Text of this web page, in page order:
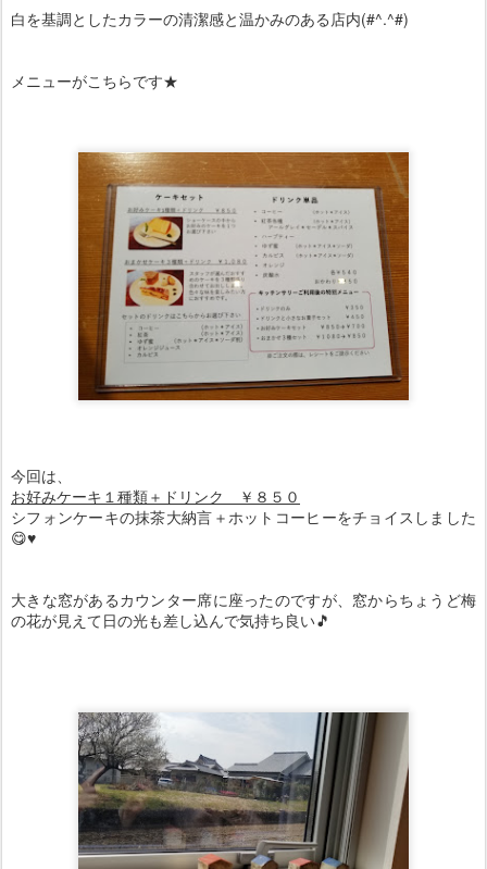
白を基調としたカラーの清潔感と温かみのある店内(#^.^#)
メニューがこちらです★
今回は、
お好みケーキ１種類＋ドリンク ￥８５０
シフォンケーキの抹茶大納言＋ホットコーヒーをチョイスしました
😋♥
大きな窓があるカウンター席に座ったのですが、窓からちょうど梅
の花が見えて日の光も差し込んで気持ち良い🎵